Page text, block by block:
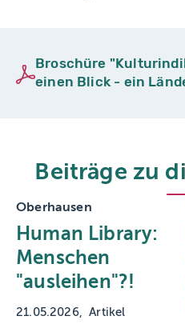
Broschüre
einen Blick - ein
Beiträge zu
Oberhausen
Human Library:
Menschen
"ausleihen"?!
21.05.2026 Artikel